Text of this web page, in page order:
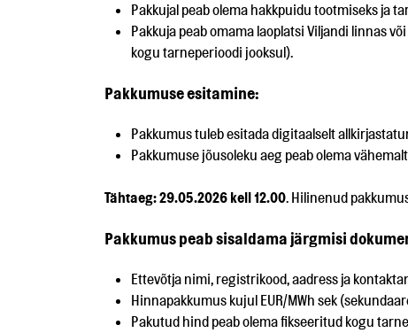
Pakkujal peab olema hakkpuidu tootmiseks ja
Pakkuja peab omama laoplatsi Viljandi linnas
kogu tarneperioodi jooksul).
Pakkumuse esitamine:
Pakkumus tuleb esitada digitaalselt
Pakkumuse jõusoleku aeg peab olema
Tähtaeg: 29.05.2026 kell 12.00. Hilinenud
Pakkumus peab sisaldama järgmisi
Ettevõtja nimi, registrikood, aadress ja
Hinnapakkumus kujul EUR/MWh sek
Pakutud hind peab olema fikseeritud kogu